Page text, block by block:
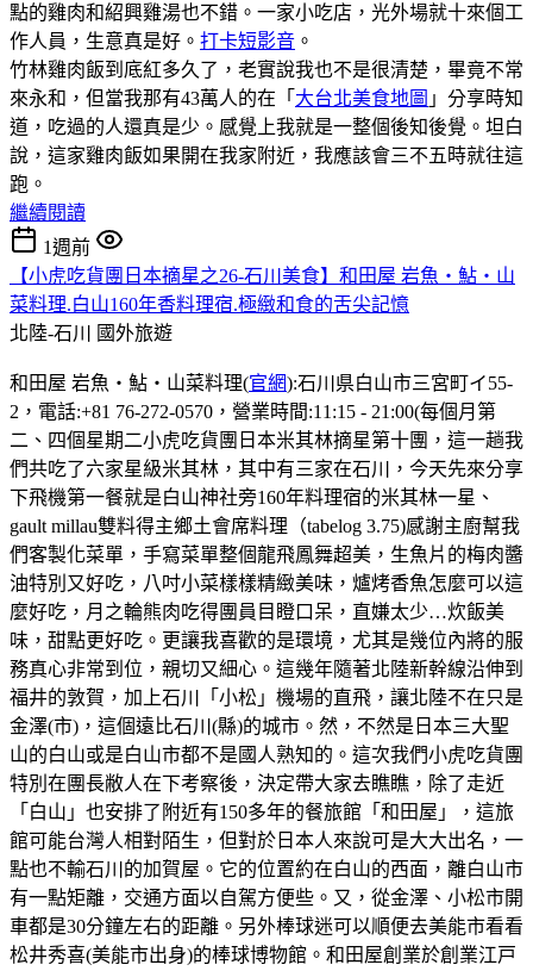
點的雞肉和紹興雞湯也不錯。一家小吃店，光外場就十來個工
作人員，生意真是好。 打卡短影音 。
竹林雞肉飯到底紅多久了，老實說我也不是很清楚，畢竟不常
來永和，但當我那有43萬人的在「 大台北美食地圖 」分享時知
道，吃過的人還真是少。感覺上我就是一整個後知後覺。坦白
說，這家雞肉飯如果開在我家附近，我應該會三不五時就往這
跑。
繼續閱讀
1週前
【小虎吃貨團日本摘星之26-石川美食】和田屋 岩魚・鮎・山
菜料理.白山160年香料理宿.極緻和食的舌尖記憶
北陸-石川
國外旅遊
和田屋 岩魚・鮎・山菜料理(官網):石川県白山市三宮町イ55-
2，電話:+81 76-272-0570，營業時間:11:15 - 21:00(每個月第
二、四個星期二小虎吃貨團日本米其林摘星第十團，這一趟我
們共吃了六家星級米其林，其中有三家在石川，今天先來分享
下飛機第一餐就是白山神社旁160年料理宿的米其林一星、
gault millau雙料得主鄉土會席料理（tabelog 3.75)感謝主廚幫我
們客製化菜單，手寫菜單整個龍飛鳳舞超美，生魚片的梅肉醬
油特別又好吃，八吋小菜樣樣精緻美味，爐烤香魚怎麼可以這
麼好吃，月之輪熊肉吃得團員目瞪口呆，直嫌太少…炊飯美
味，甜點更好吃。更讓我喜歡的是環境，尤其是幾位內將的服
務真心非常到位，親切又細心。這幾年隨著北陸新幹線沿伸到
福井的敦賀，加上石川「小松」機場的直飛，讓北陸不在只是
金澤(市)，這個遠比石川(縣)的城市。然，不然是日本三大聖
山的白山或是白山市都不是國人熟知的。這次我們小虎吃貨團
特別在團長敝人在下考察後，決定帶大家去瞧瞧，除了走近
「白山」也安排了附近有150多年的餐旅館「和田屋」，這旅
館可能台灣人相對陌生，但對於日本人來說可是大大出名，一
點也不輸石川的加賀屋。它的位置約在白山的西面，離白山市
有一點矩離，交通方面以自駕方便些。又，從金澤、小松市開
車都是30分鐘左右的距離。另外棒球迷可以順便去美能市看看
松井秀喜(美能市出身)的棒球博物館。和田屋創業於創業江戸